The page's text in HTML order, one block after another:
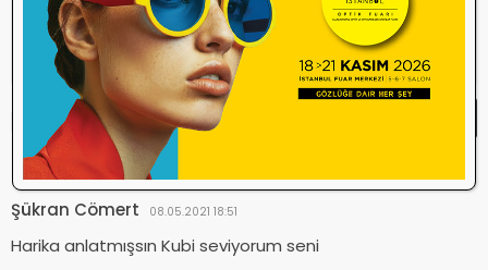
Yorum yazmakurallarını
kabul ediyorum.
Şükran Cömert 08.05.2021 18:51
Harika anlatmışsın Kubi seviyorum seni